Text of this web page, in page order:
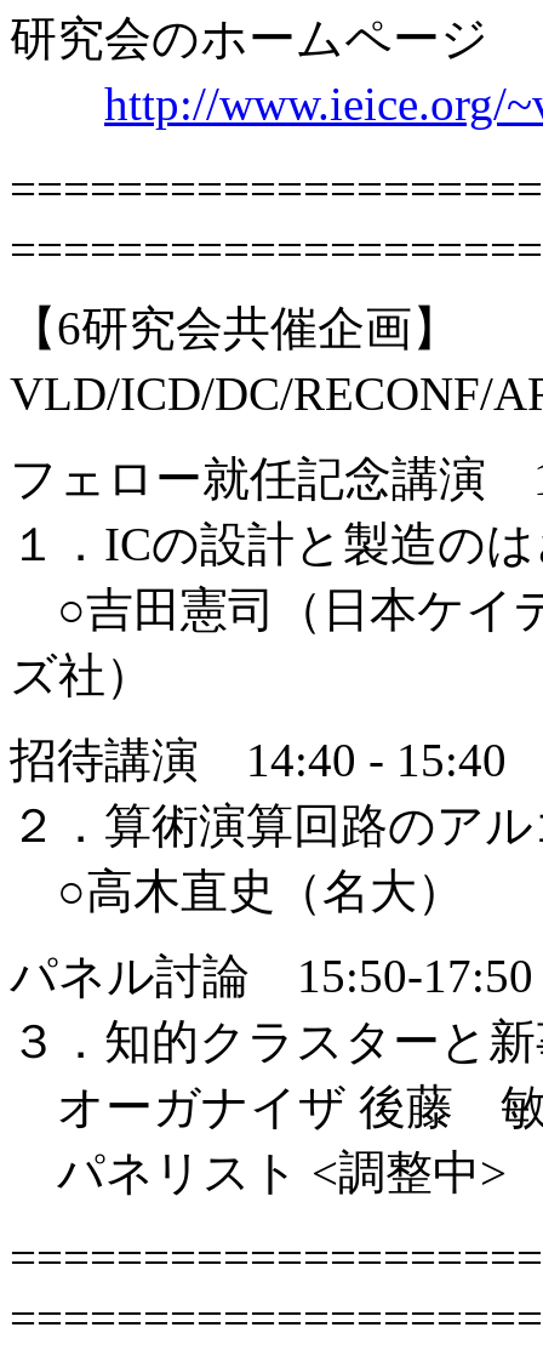
研究会のホームページ
http://www.ieice.org/
【6研究会共催企画】
VLD/ICD/DC/RECONF/
フェロー就任記念講演
１．ICの設計と製造の
○吉田憲司（日本ケイ
ズ社）
招待講演 14:40 - 15:40
２．算術演算回路のア
○高木直史（名大）
パネル討論 15:50-17:50
３．知的クラスターと
オーガナイザ 後藤
パネリスト <調整中>